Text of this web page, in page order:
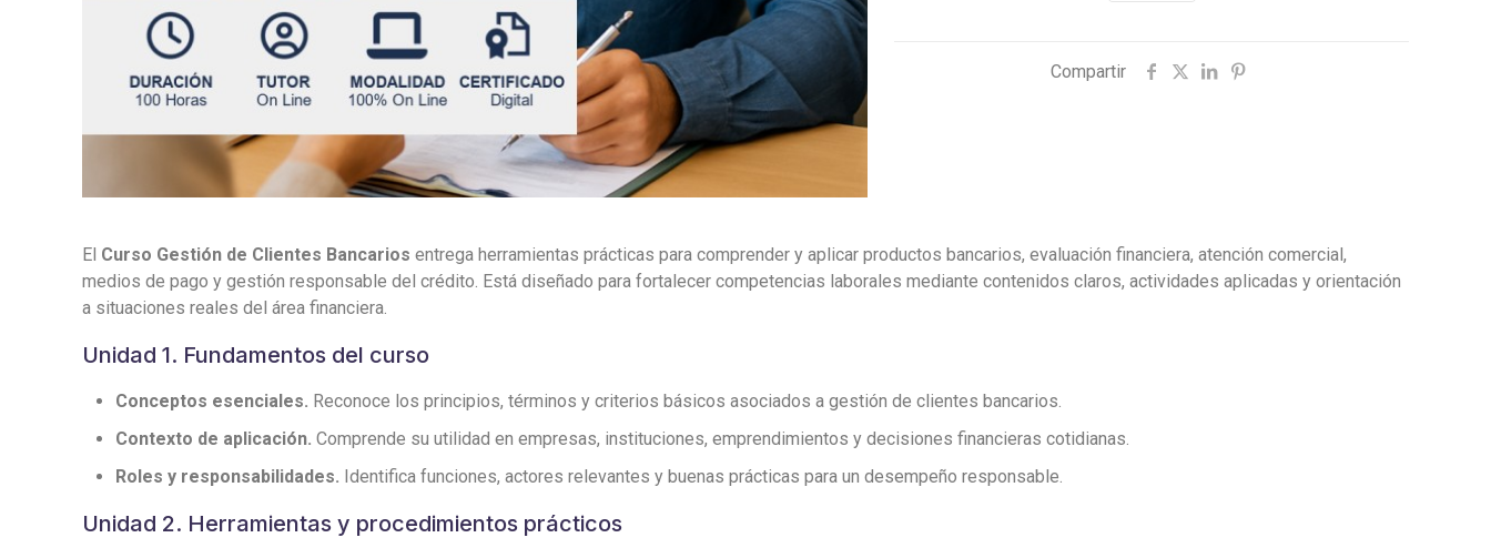
Compartir
El Curso Gestión de Clientes Bancarios entrega herramientas prácticas para comprender y aplicar productos bancarios, evaluación financiera, atención comercial,
medios de pago y gestión responsable del crédito. Está diseñado para fortalecer competencias laborales mediante contenidos claros, actividades aplicadas y orientación
a situaciones reales del área financiera.
Unidad 1. Fundamentos del curso
Conceptos esenciales. Reconoce los principios, términos y criterios básicos asociados a gestión de clientes bancarios.
Contexto de aplicación. Comprende su utilidad en empresas, instituciones, emprendimientos y decisiones financieras cotidianas.
Roles y responsabilidades. Identifica funciones, actores relevantes y buenas prácticas para un desempeño responsable.
Unidad 2. Herramientas y procedimientos prácticos